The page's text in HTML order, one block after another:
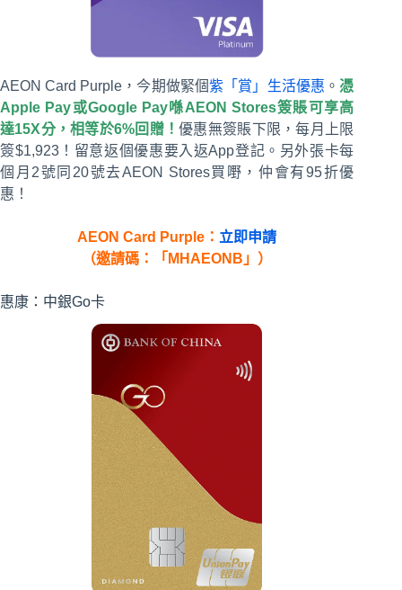
AEON Card Purple，今期做緊個紫「賞」生活優惠 。 憑
Apple Pay或Google Pay喺AEON Stores簽賬可享高
達15X分，相等於6%回贈！優惠無簽賬下限，每月上限
簽$1,923！留意返個優惠要入返App登記。另外張卡每
個月2號同20號去AEON Stores買嘢，仲會有95折優
惠！
AEON Card Purple： 立即申請
（邀請碼：「MHAEONB」）
惠康：中銀Go卡